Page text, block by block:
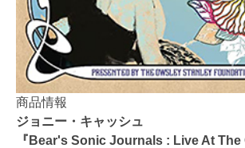
商品情報
ジョニー・キャッシュ
『Bear's Sonic Journals : Live At The